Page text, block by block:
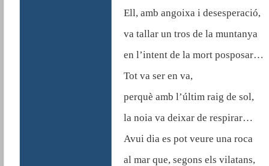
Ell, amb angoixa i desesperació,
va tallar un tros de la muntanya
en l’intent de la mort posposar…
Tot va ser en va,
perquè amb l’últim raig de sol,
la noia va deixar de respirar…
Avui dia es pot veure una roca
al mar que, segons els vilatans,